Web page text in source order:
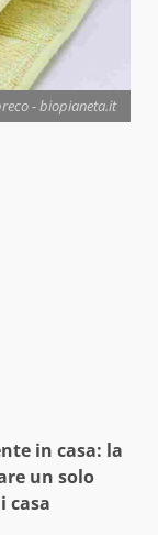
- biopianeta.it
in casa: la
un solo
casa